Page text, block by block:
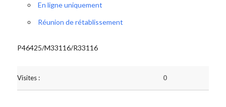
En ligne uniquement
Réunion de rétablissement
P46425/M33116/R33116
Visites : 0